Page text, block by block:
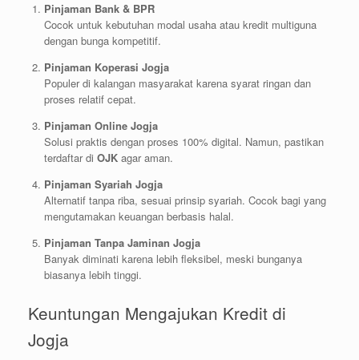
Pinjaman Bank & BPR
Cocok untuk kebutuhan modal usaha atau kredit multiguna
dengan bunga kompetitif.
Pinjaman Koperasi Jogja
Populer di kalangan masyarakat karena syarat ringan dan
proses relatif cepat.
Pinjaman Online Jogja
Solusi praktis dengan proses 100% digital. Namun, pastikan
terdaftar di OJKagar aman.
Pinjaman Syariah Jogja
Alternatif tanpa riba, sesuai prinsip syariah. Cocok bagi yang
mengutamakan keuangan berbasis halal.
Pinjaman Tanpa Jaminan Jogja
Banyak diminati karena lebih fleksibel, meski bunganya
biasanya lebih tinggi.
Keuntungan Mengajukan Kredit di
Jogja